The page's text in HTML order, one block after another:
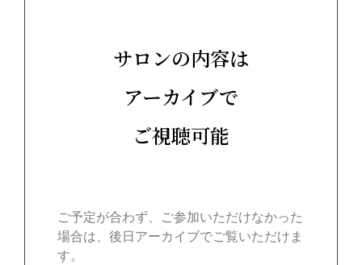
サロンの内容は
アーカイブで
ご視聴可能
ご予定が合わず、ご参加いただけなかった
場合は、後日アーカイブでご覧いただけま
す。